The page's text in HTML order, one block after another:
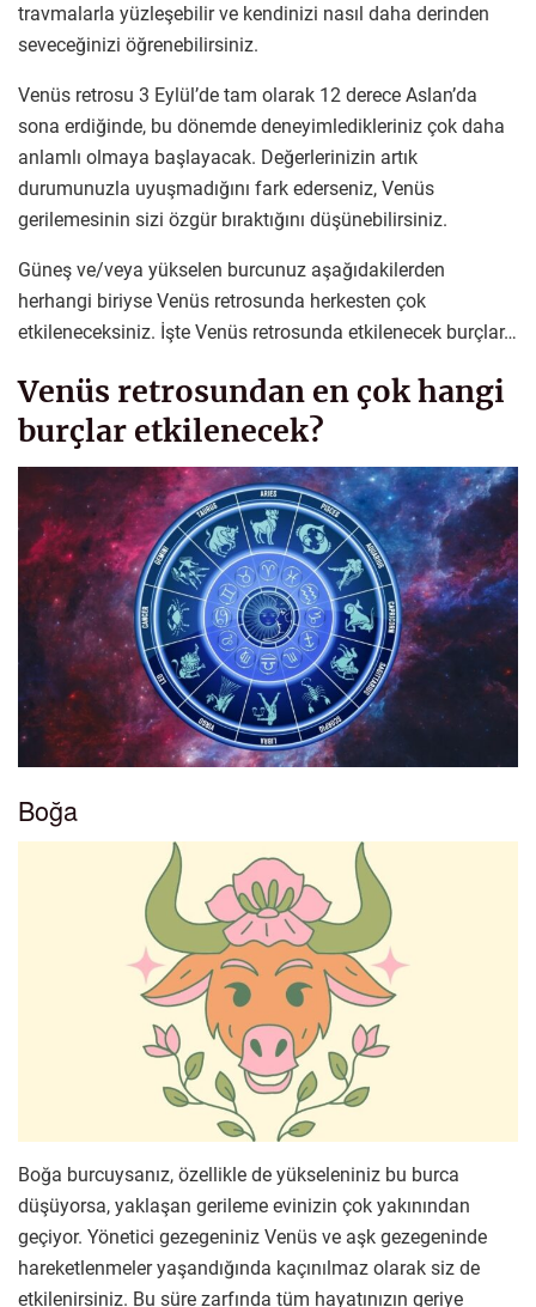
travmalarla yüzleşebilir ve kendinizi nasıl daha derinden
seveceğinizi öğrenebilirsiniz.
Venüs retrosu 3 Eylül’de tam olarak 12 derece Aslan’da
sona erdiğinde, bu dönemde deneyimledikleriniz çok daha
anlamlı olmaya başlayacak. Değerlerinizin artık
durumunuzla uyuşmadığını fark ederseniz, Venüs
gerilemesinin sizi özgür bıraktığını düşünebilirsiniz.
Güneş ve/veya yükselen burcunuz aşağıdakilerden
herhangi biriyse Venüs retrosunda herkesten çok
etkileneceksiniz. İşte Venüs retrosunda etkilenecek burçlar…
Venüs retrosundan en çok hangi
burçlar etkilenecek?
Boğa
Boğa burcuysanız, özellikle de yükseleniniz bu burca
düşüyorsa, yaklaşan gerileme evinizin çok yakınından
geçiyor. Yönetici gezegeniniz Venüs ve aşk gezegeninde
hareketlenmeler yaşandığında kaçınılmaz olarak siz de
etkilenirsiniz. Bu süre zarfında tüm hayatınızın geriye